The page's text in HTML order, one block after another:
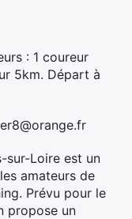
: 1 coureur
5km. Départ à
sur-Loire est un
amateurs de
Prévu pour le
propose un